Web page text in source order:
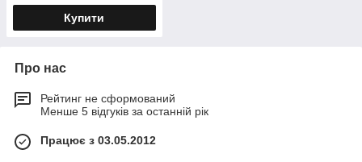
Купити
Про нас
Рейтинг не сформований
Менше 5 відгуків за останній рік
Працює з 03.05.2012